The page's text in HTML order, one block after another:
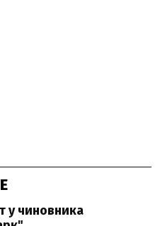
у чиновника